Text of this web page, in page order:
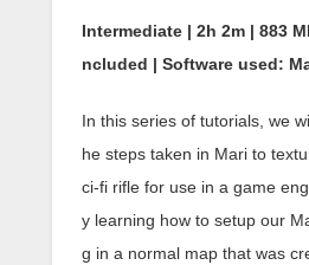
Intermediate | 2h 2m | 883
ncluded | Software used:
In this series of tutorials, we
he steps taken in Mari to
ci-fi rifle for use in a game
y learning how to setup our
g in a normal map that was